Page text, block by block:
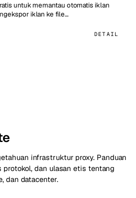
untuk memantau otomatis iklan
iklan ke file…
DETAIL
infrastruktur proxy. Panduan
dan ulasan etis tentang
dan datacenter.